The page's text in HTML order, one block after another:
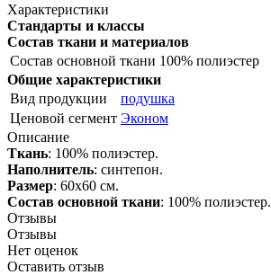
Характеристики
Стандарты и классы
Состав ткани и материалов
Состав основной ткани 100% полиэстер
Общие характеристики
Вид продукции
подушка
Ценовой сегмент Эконом
Описание
Ткань: 100% полиэстер.
Наполнитель: синтепон.
Размер: 60х60 см.
Состав основной ткани: 100% полиэстер.
Отзывы
Отзывы
Нет оценок
Оставить отзыв